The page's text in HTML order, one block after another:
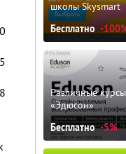
школы Skysmart
Бесплатно -
Различные
«Эдюсон»
Бесплатно -5%